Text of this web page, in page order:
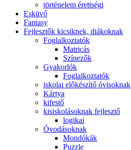
történelem érettségi
Esküvő
Fantasy
Fejlesztők kicsiknek, diákoknak
Foglalkoztatók
Matricás
Színezők
Gyakorlók
Foglalkoztatók
iskolai előkészítő óvisoknak
Kártya
kifestő
kisiskolásoknak fejlesztő
logikai
Óvodásoknak
Mondókák
Puzzle